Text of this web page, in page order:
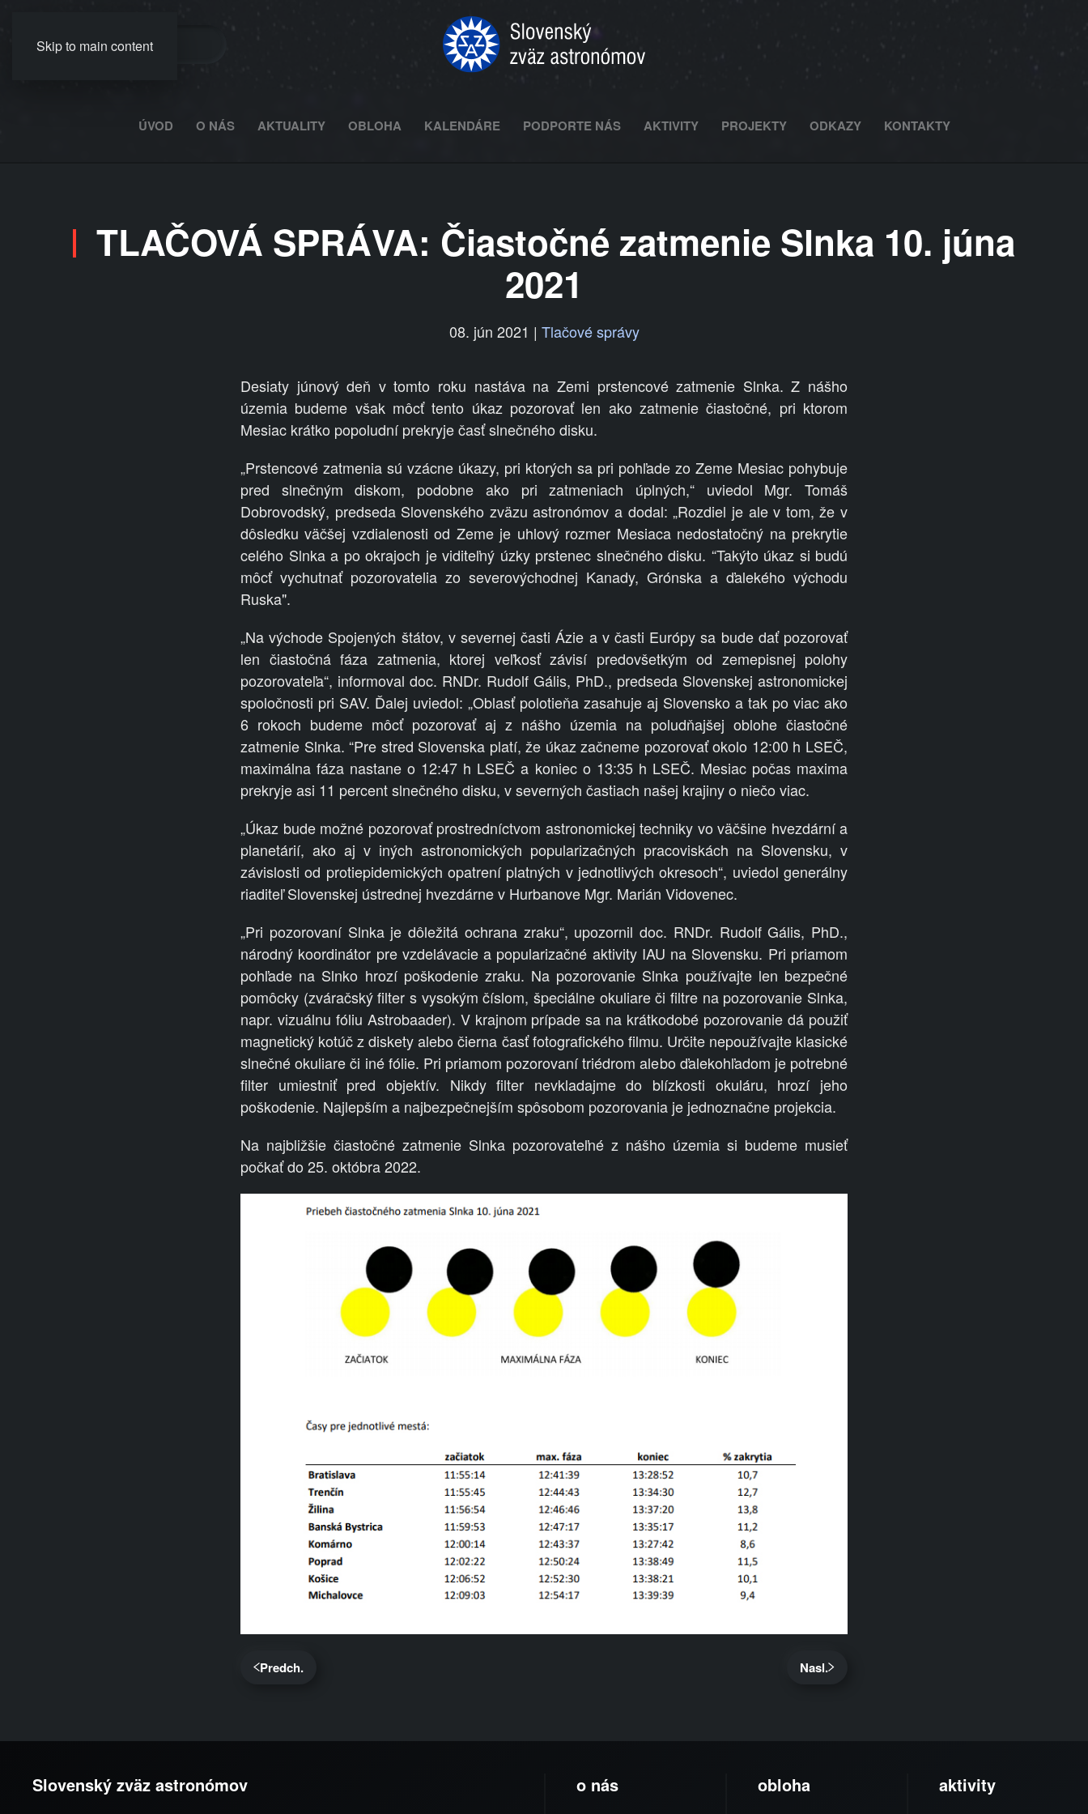
Skip to main content
ÚVOD O NÁS AKTUALITY OBLOHA KALENDÁRE PODPORTE NÁS AKTIVITY PROJEKTY ODKAZY KONTAKTY
TLAČOVÁ SPRÁVA: Čiastočné zatmenie Slnka 10. júna
2021
08. jún 2021 | Tlačové správy
Desiaty júnový deň v tomto roku nastáva na Zemi prstencové zatmenie Slnka. Z nášho
územia budeme však môcť tento úkaz pozorovať len ako zatmenie čiastočné, pri ktorom
Mesiac krátko popoludní prekryje časť slnečného disku.
„Prstencové zatmenia sú vzácne úkazy, pri ktorých sa pri pohľade zo Zeme Mesiac pohybuje
pred slnečným diskom, podobne ako pri zatmeniach úplných,“ uviedol Mgr. Tomáš
Dobrovodský, predseda Slovenského zväzu astronómov a dodal: „Rozdiel je ale v tom, že v
dôsledku väčšej vzdialenosti od Zeme je uhlový rozmer Mesiaca nedostatočný na prekrytie
celého Slnka a po okrajoch je viditeľný úzky prstenec slnečného disku. “Takýto úkaz si budú
môcť vychutnať pozorovatelia zo severovýchodnej Kanady, Grónska a ďalekého východu
Ruska".
„Na východe Spojených štátov, v severnej časti Ázie a v časti Európy sa bude dať pozorovať
len čiastočná fáza zatmenia, ktorej veľkosť závisí predovšetkým od zemepisnej polohy
pozorovateľa“, informoval doc. RNDr. Rudolf Gális, PhD., predseda Slovenskej astronomickej
spoločnosti pri SAV. Ďalej uviedol: „Oblasť polotieňa zasahuje aj Slovensko a tak po viac ako
6 rokoch budeme môcť pozorovať aj z nášho územia na poludňajšej oblohe čiastočné
zatmenie Slnka. “Pre stred Slovenska platí, že úkaz začneme pozorovať okolo 12:00 h LSEČ,
maximálna fáza nastane o 12:47 h LSEČ a koniec o 13:35 h LSEČ. Mesiac počas maxima
prekryje asi 11 percent slnečného disku, v severných častiach našej krajiny o niečo viac.
„Úkaz bude možné pozorovať prostredníctvom astronomickej techniky vo väčšine hvezdární a
planetárií, ako aj v iných astronomických popularizačných pracoviskách na Slovensku, v
závislosti od protiepidemických opatrení platných v jednotlivých okresoch“, uviedol generálny
riaditeľ Slovenskej ústrednej hvezdárne v Hurbanove Mgr. Marián Vidovenec.
„Pri pozorovaní Slnka je dôležitá ochrana zraku“, upozornil doc. RNDr. Rudolf Gális, PhD.,
národný koordinátor pre vzdelávacie a popularizačné aktivity IAU na Slovensku. Pri priamom
pohľade na Slnko hrozí poškodenie zraku. Na pozorovanie Slnka používajte len bezpečné
pomôcky (zváračský filter s vysokým číslom, špeciálne okuliare či filtre na pozorovanie Slnka,
napr. vizuálnu fóliu Astrobaader). V krajnom prípade sa na krátkodobé pozorovanie dá použiť
magnetický kotúč z diskety alebo čierna časť fotografického filmu. Určite nepoužívajte klasické
slnečné okuliare či iné fólie. Pri priamom pozorovaní triédrom alebo ďalekohľadom je potrebné
filter umiestniť pred objektív. Nikdy filter nevkladajme do blízkosti okuláru, hrozí jeho
poškodenie. Najlepším a najbezpečnejším spôsobom pozorovania je jednoznačne projekcia.
Na najbližšie čiastočné zatmenie Slnka pozorovateľné z nášho územia si budeme musieť
počkať do 25. októbra 2022.
Predch. Nasl.
Slovenský zväz astronómov o nás obloha aktivity